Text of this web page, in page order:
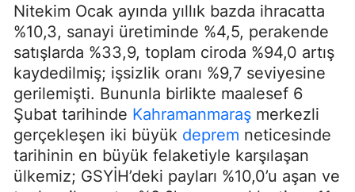
Nitekim Ocak ayında yıllık bazda ihracatta
%10,3, sanayi üretiminde %4,5, perakende
satışlarda %33,9, toplam ciroda %94,0 artış
kaydedilmiş; işsizlik oranı %9,7 seviyesine
gerilemişti. Bununla birlikte maalesef 6
Şubat tarihinde Kahramanmaraş merkezli
gerçekleşen iki büyük deprem neticesinde
tarihinin en büyük felaketiyle karşılaşan
ülkemiz; GSYİH’deki payları %10,0’u aşan ve